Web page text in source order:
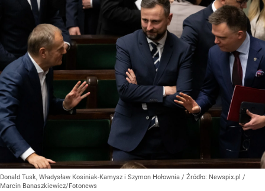
Donald Tusk, Władysław Kosiniak-Kamysz i Szymon Hołownia / Źródło: Newspix.pl /
Marcin Banaszkiewicz/Fotonews